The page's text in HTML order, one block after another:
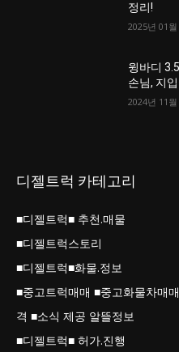
정리!
2025년 01
윙바디
손님, 지
2024년 11
디젤트럭 카테고리
■디젤트럭■ 추천.매물
■디젤트럭스토리
■디젤트럭■화물.정보
■중고트럭매매 ■중고화물차매
격 ■소식 제공 알뜰정보
■디젤트럭■ 허가.진행